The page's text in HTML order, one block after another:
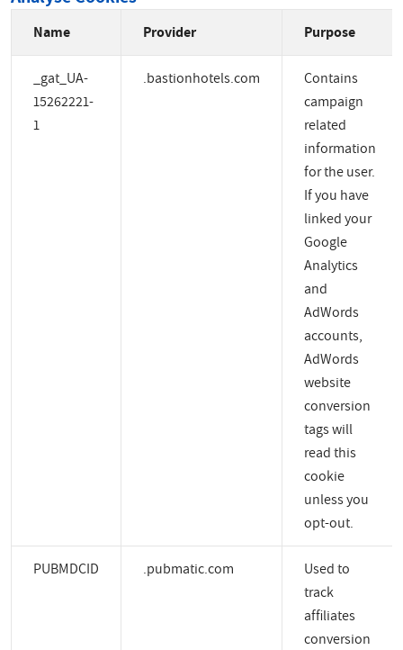
Name Provider Purpose
_gat_UA-
15262221-
1
.bastionhotels.com
Contains
campaign
related
information
for the user.
If you have
linked your
Google
Analytics
and
AdWords
accounts,
AdWords
website
conversion
tags will
read this
cookie
unless you
opt-out.
PUBMDCID .pubmatic.com
Used to
track
affiliates
conversion